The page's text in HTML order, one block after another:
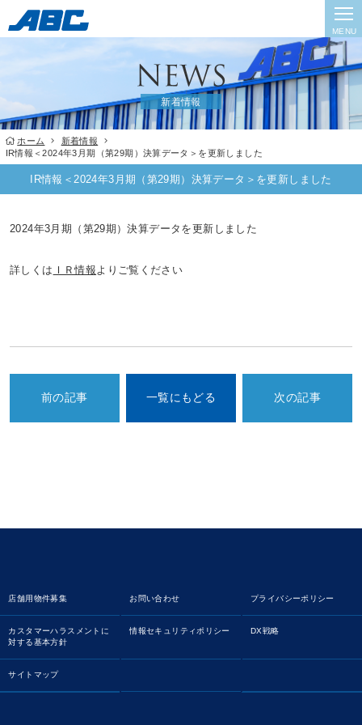
MENU
新着情報
ホーム
新着情報
IR情報＜2024年3月期（第29期）決算データ＞を更新しました
IR情報＜2024年3月期（第29期）決算データ＞を更新しました
2024年3月期（第29期）決算データを更新しました
詳しくは ＩＲ情報よりご覧ください
前の記事 一覧にもどる 次の記事
店舗用物件募集 お問い合わせ プライバシーポリシー
カスタマーハラスメントに
対する基本方針
情報セキュリティポリシー DX戦略
サイトマップ